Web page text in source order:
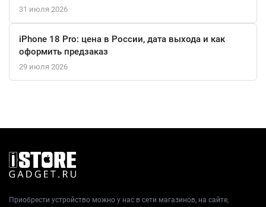
31 июля 2026
iPhone 18 Pro: цена в России, дата выхода и как
оформить предзаказ
29 июля 2026
Приобрести устройство можно у нас в сети магазинов, на сайте,